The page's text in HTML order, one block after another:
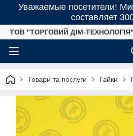
Уважаемые посетители!
составляет
ТОВ "ТОРГОВИЙ ДІМ-ТЕХНОЛОГІЯ"
Товари та послуги Гайки